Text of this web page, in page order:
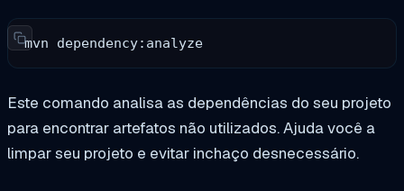
mvn dependency:analyze
Este comando analisa as dependências do seu projeto
para encontrar artefatos não utilizados. Ajuda você a
limpar seu projeto e evitar inchaço desnecessário.